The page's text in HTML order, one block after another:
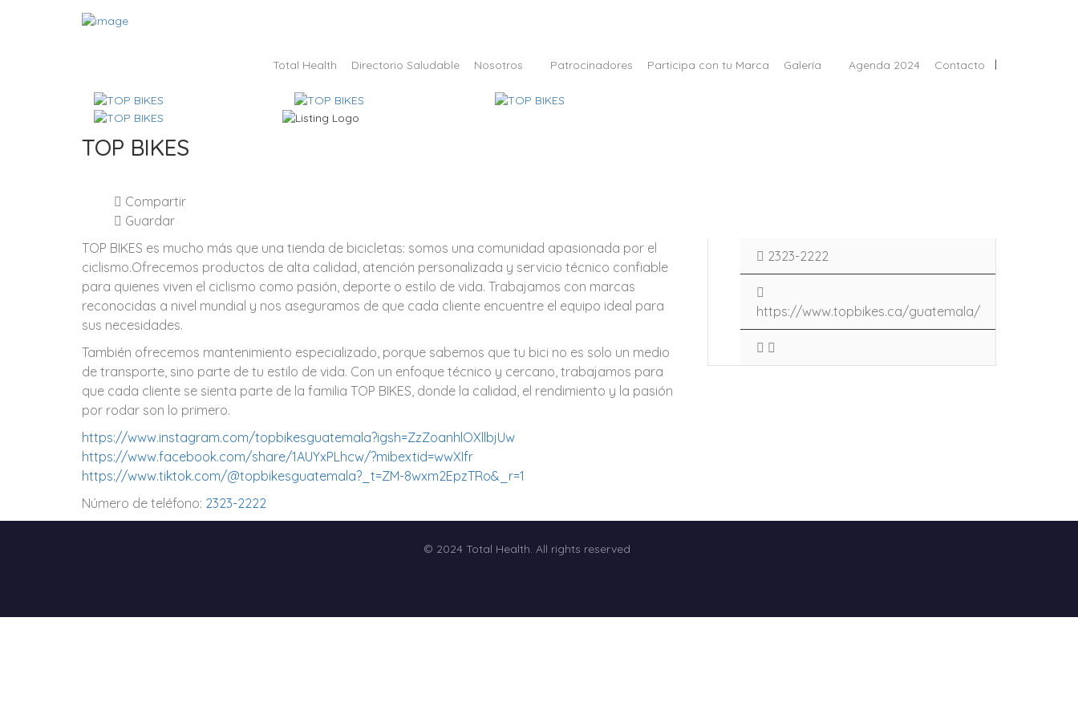
Total Health Directorio Saludable Nosotros Patrocinadores Participa con tu Marca Galería Agenda 2024 Contacto
TOP BIKES
Compartir
Guardar
TOP BIKES es mucho más que una tienda de bicicletas: somos una comunidad apasionada por el
ciclismo.Ofrecemos productos de alta calidad, atención personalizada y servicio técnico confiable
para quienes viven el ciclismo como pasión, deporte o estilo de vida. Trabajamos con marcas
reconocidas a nivel mundial y nos aseguramos de que cada cliente encuentre el equipo ideal para
sus necesidades.
También ofrecemos mantenimiento especializado, porque sabemos que tu bici no es solo un medio
de transporte, sino parte de tu estilo de vida. Con un enfoque técnico y cercano, trabajamos para
que cada cliente se sienta parte de la familia TOP BIKES, donde la calidad, el rendimiento y la pasión
por rodar son lo primero.
https://www.instagram.com/topbikesguatemala?igsh=ZzZoanhlOXllbjUw
https://www.facebook.com/share/1AUYxPLhcw/?mibextid=wwXIfr
https://www.tiktok.com/@topbikesguatemala?_t=ZM-8wxm2EpzTRo&_r=1
Número de teléfono: 2323-2222
2323-2222
https://www.topbikes.ca/guatemala/
© 2024 Total Health. All rights reserved